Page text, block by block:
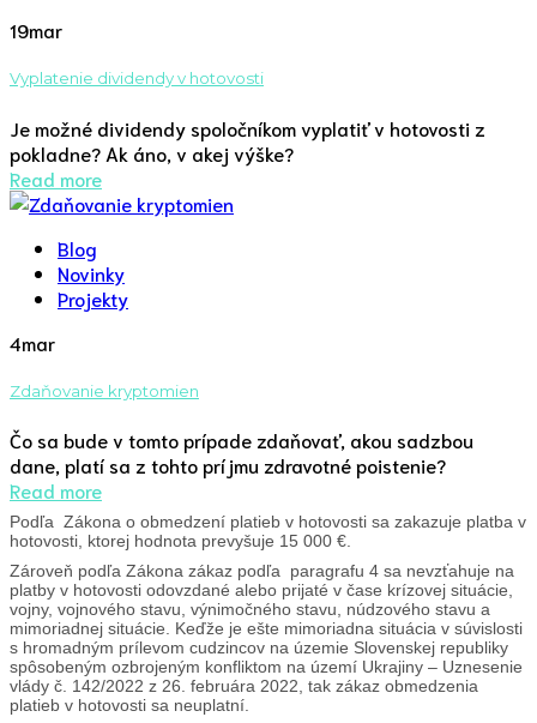
19mar
Vyplatenie dividendy v hotovosti
Je možné dividendy spoločníkom vyplatiť v hotovosti z
pokladne? Ak áno, v akej výške?
Read more
Blog
Novinky
Projekty
4mar
Zdaňovanie kryptomien
Čo sa bude v tomto prípade zdaňovať, akou sadzbou
dane, platí sa z tohto príjmu zdravotné poistenie?
Read more
Podľa Zákona o obmedzení platieb v hotovosti sa zakazuje platba v
hotovosti, ktorej hodnota prevyšuje 15 000 €.
Zároveň podľa Zákona zákaz podľa paragrafu 4 sa nevzťahuje na
platby v hotovosti odovzdané alebo prijaté v čase krízovej situácie,
vojny, vojnového stavu, výnimočného stavu, núdzového stavu a
mimoriadnej situácie. Keďže je ešte mimoriadna situácia v súvislosti
s hromadným prílevom cudzincov na územie Slovenskej republiky
spôsobeným ozbrojeným konfliktom na území Ukrajiny – Uznesenie
vlády č. 142/2022 z 26. februára 2022, tak zákaz obmedzenia
platieb v hotovosti sa neuplatní.